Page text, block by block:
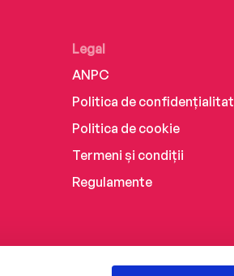
Legal
ANPC
Politica de
Politica de cookie
Termeni și condiții
Regulamente